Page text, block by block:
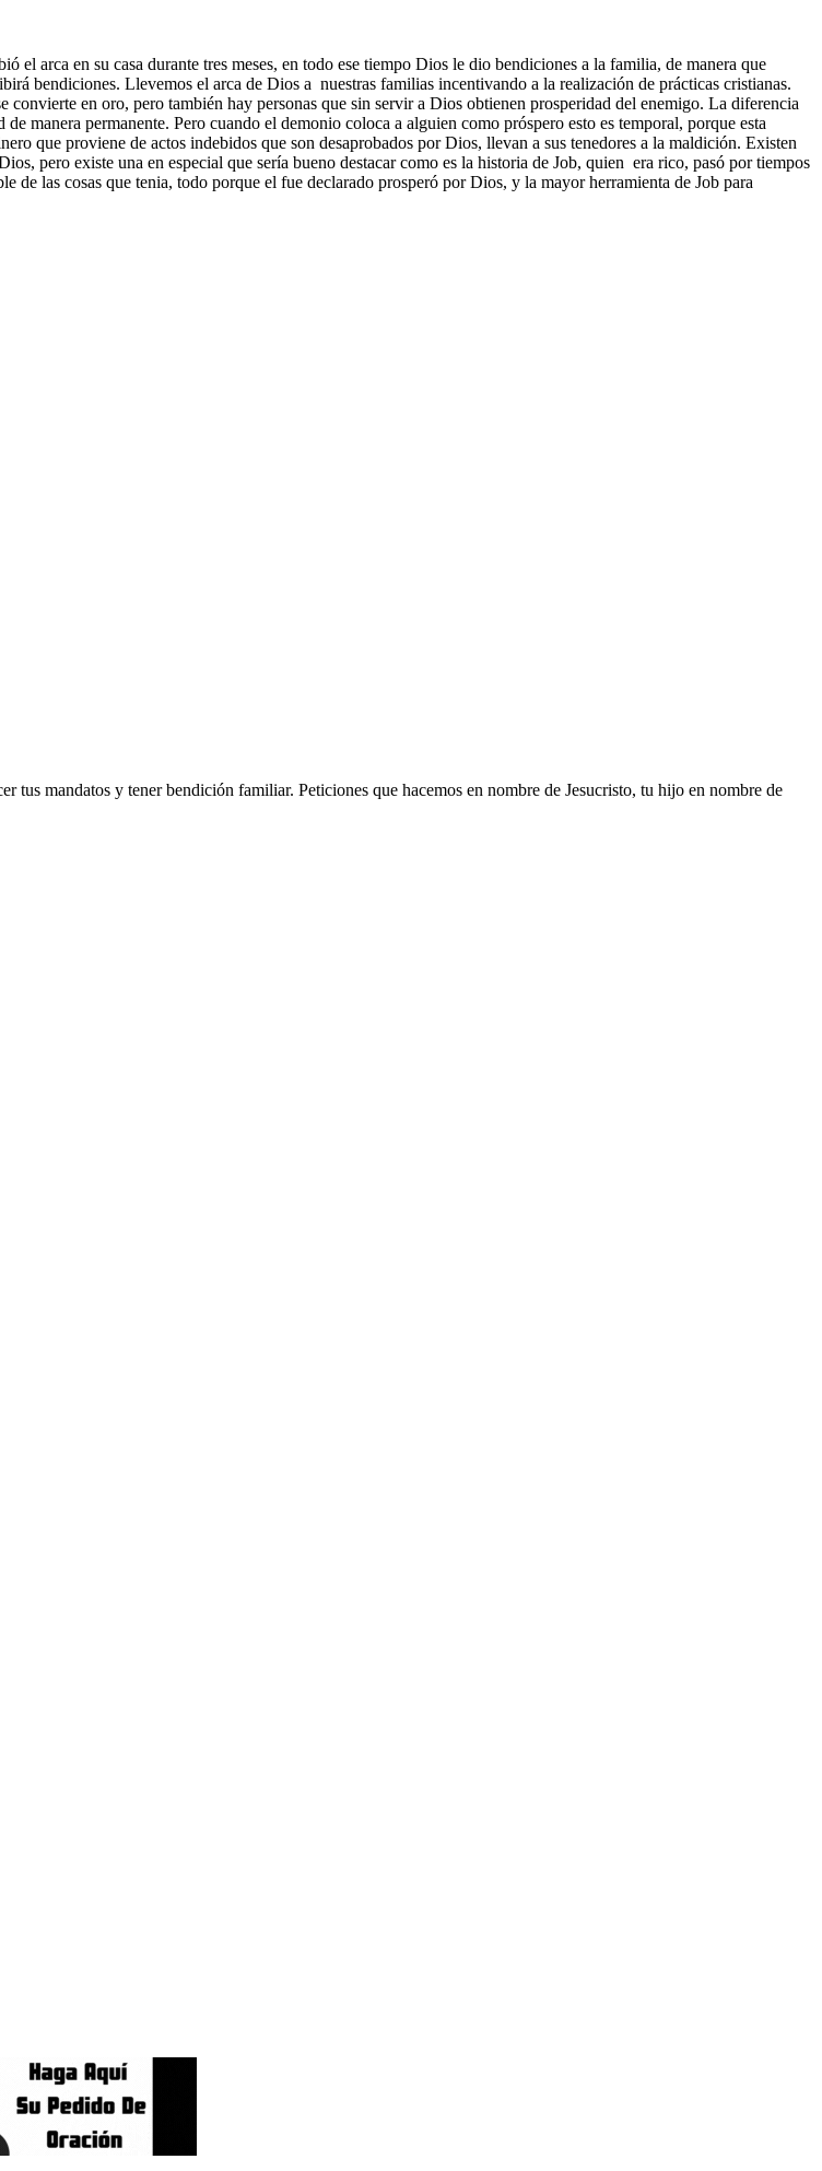
el arca en su casa durante tres meses, en todo ese tiempo Dios le dio bendiciones a la familia, de manera que
bendiciones. Llevemos el arca de Dios a nuestras familias incentivando a la realización de prácticas cristianas.
en oro, pero también hay personas que sin servir a Dios obtienen prosperidad del enemigo. La diferencia
manera permanente. Pero cuando el demonio coloca a alguien como próspero esto es temporal, porque esta
que proviene de actos indebidos que son desaprobados por Dios, llevan a sus tenedores a la maldición. Existen
pero existe una en especial que sería bueno destacar como es la historia de Job, quien era rico, pasó por tiempos
las cosas que tenia, todo porque el fue declarado prosperó por Dios, y la mayor herramienta de Job para
tus mandatos y tener bendición familiar. Peticiones que hacemos en nombre de Jesucristo, tu hijo en nombre de